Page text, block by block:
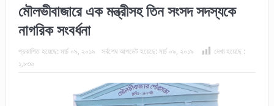
মৌলভীবাজারে এক মন্ত্রীসহ তিন সংসদ সদস্যকে
নাগরিক সংবর্ধনা
প্রকাশিত হয়েছে: মার্চ ০৯, ২০১৯ সর্বশেষ আপডেট হয়েছে: মার্চ ০৯, ২০১৯
দেখা হয়েছে :
১,৮৩৬